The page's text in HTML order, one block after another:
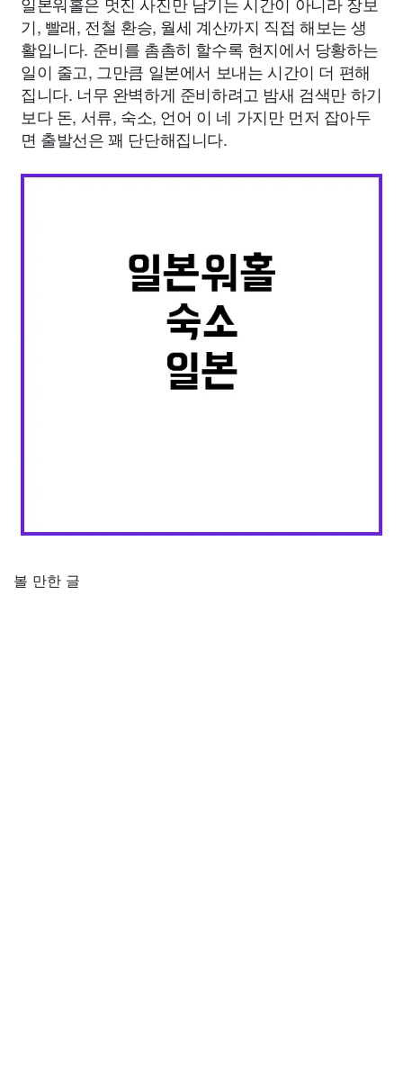
기, 빨래, 전철 환승, 월세 계산까지 직접 해보는 생
활입니다. 준비를 촘촘히 할수록 현지에서 당황하는
일이 줄고, 그만큼 일본에서 보내는 시간이 더 편해
집니다. 너무 완벽하게 준비하려고 밤새 검색만 하기
보다 돈, 서류, 숙소, 언어 이 네 가지만 먼저 잡아두
면 출발선은 꽤 단단해집니다.
볼 만한 글